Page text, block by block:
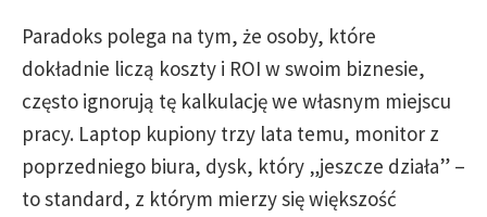
Paradoks polega na tym, że osoby, które
dokładnie liczą koszty i ROI w swoim biznesie,
często ignorują tę kalkulację we własnym miejscu
pracy. Laptop kupiony trzy lata temu, monitor z
poprzedniego biura, dysk, który „jeszcze działa” –
to standard, z którym mierzy się większość